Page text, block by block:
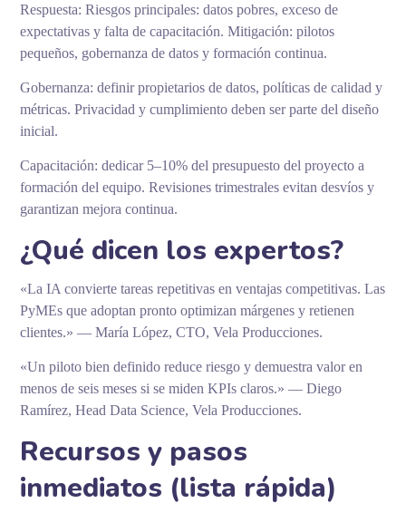
Respuesta: Riesgos principales: datos pobres, exceso de
expectativas y falta de capacitación. Mitigación: pilotos
pequeños, gobernanza de datos y formación continua.
Gobernanza: definir propietarios de datos, políticas de calidad y
métricas. Privacidad y cumplimiento deben ser parte del diseño
inicial.
Capacitación: dedicar 5–10% del presupuesto del proyecto a
formación del equipo. Revisiones trimestrales evitan desvíos y
garantizan mejora continua.
¿Qué dicen los expertos?
«La IA convierte tareas repetitivas en ventajas competitivas. Las
PyMEs que adoptan pronto optimizan márgenes y retienen
clientes.» — María López, CTO, Vela Producciones.
«Un piloto bien definido reduce riesgo y demuestra valor en
menos de seis meses si se miden KPIs claros.» — Diego
Ramírez, Head Data Science, Vela Producciones.
Recursos y pasos
inmediatos (lista rápida)